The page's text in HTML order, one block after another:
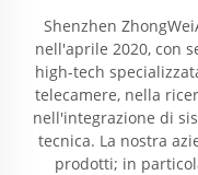
Shenzhen
nell'aprile 2020, con
high-tech
telecamere, nella
nell'integrazione di
tecnica. La nostra
prodotti; in